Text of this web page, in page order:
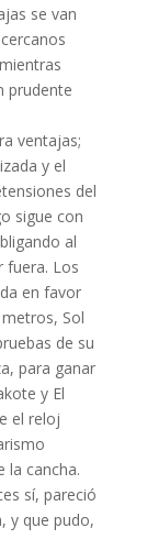
se van
prudente
ventajas;
y el
del
sigue con
al
fuera. Los
en favor
Sol
de su
para ganar
y El
el reloj
la cancha.
sí, pareció
y que pudo,